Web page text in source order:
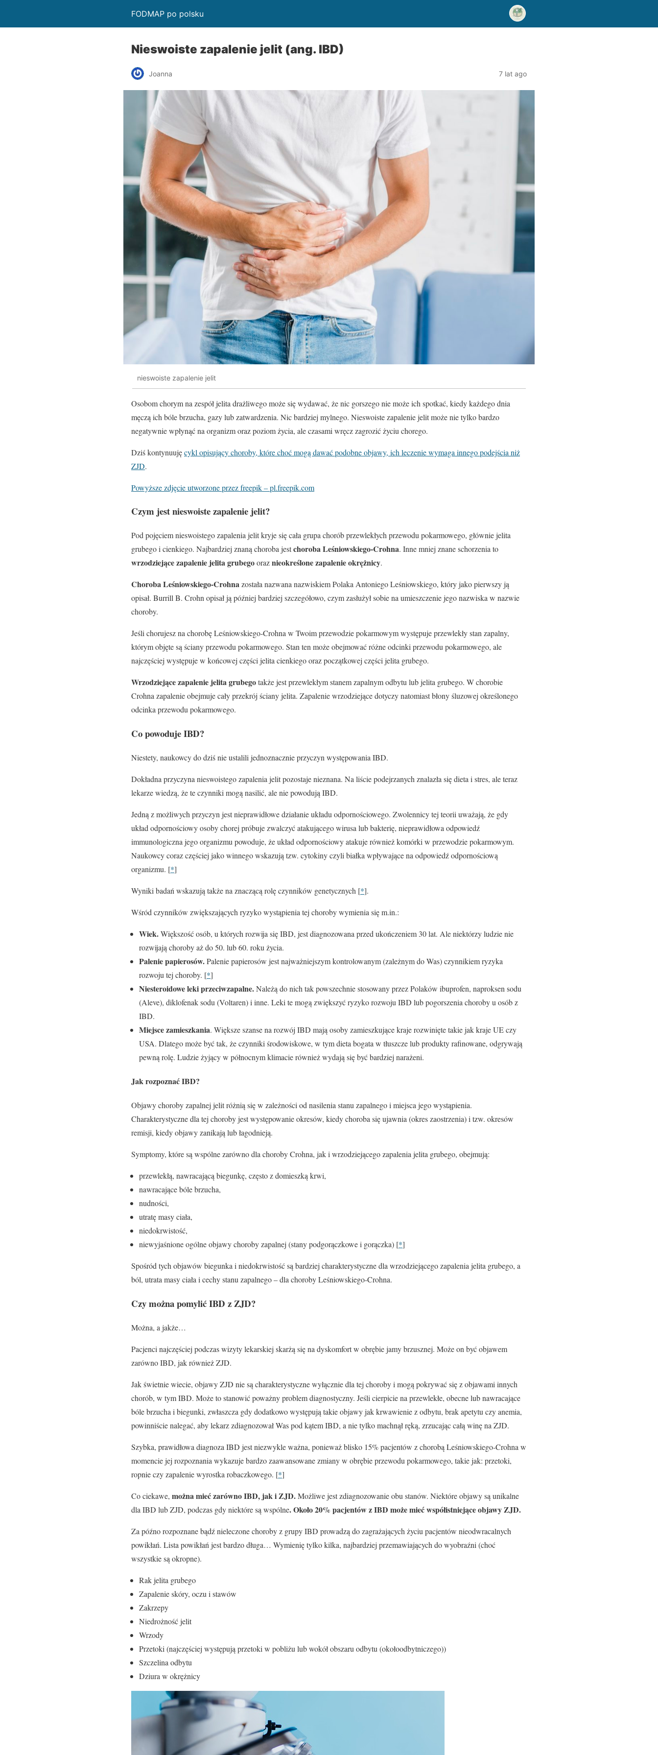
FODMAP po polsku
Nieswoiste zapalenie jelit (ang. IBD)
Joanna 7 lat ago
nieswoiste zapalenie jelit
Osobom chorym na zespół jelita drażliwego może się wydawać, że nic gorszego nie może ich spotkać, kiedy każdego dnia
męczą ich bóle brzucha, gazy lub zatwardzenia. Nic bardziej mylnego. Nieswoiste zapalenie jelit może nie tylko bardzo
negatywnie wpłynąć na organizm oraz poziom życia, ale czasami wręcz zagrozić życiu chorego.
Dziś kontynuujęcykl opisujący choroby, które choć mogą dawać podobne objawy, ich leczenie wymaga innego podejścia niż
ZJD.
Powyższe zdjęcie utworzone przez freepik – pl.freepik.com
Czym jest nieswoiste zapalenie jelit?
Pod pojęciem nieswoistego zapalenia jelit kryje się cała grupa chorób przewlekłych przewodu pokarmowego, głównie jelita
grubego i cienkiego. Najbardziej znaną choroba jestchoroba Leśniowskiego-Crohna. Inne mniej znane schorzenia to
wrzodziejące zapalenie jelita grubegooraznieokreślone zapalenie okrężnicy.
Choroba Leśniowskiego-Crohnazostała nazwana nazwiskiem Polaka Antoniego Leśniowskiego, który jako pierwszy ją
opisał. Burrill B. Crohn opisał ją później bardziej szczegółowo, czym zasłużył sobie na umieszczenie jego nazwiska w nazwie
choroby.
Jeśli chorujesz na chorobę Leśniowskiego-Crohna w Twoim przewodzie pokarmowym występuje przewlekły stan zapalny,
którym objęte są ściany przewodu pokarmowego. Stan ten może obejmować różne odcinki przewodu pokarmowego, ale
najczęściej występuje w końcowej części jelita cienkiego oraz początkowej części jelita grubego.
Wrzodziejące zapalenie jelita grubegotakże jest przewlekłym stanem zapalnym odbytu lub jelita grubego. W chorobie
Crohna zapalenie obejmuje cały przekrój ściany jelita. Zapalenie wrzodziejące dotyczy natomiast błony śluzowej określonego
odcinka przewodu pokarmowego.
Co powoduje IBD?
Niestety, naukowcy do dziś nie ustalili jednoznacznie przyczyn występowania IBD.
Dokładna przyczyna nieswoistego zapalenia jelit pozostaje nieznana. Na liście podejrzanych znalazła się dieta i stres, ale teraz
lekarze wiedzą, że te czynniki mogą nasilić, ale nie powodują IBD.
Jedną z możliwych przyczyn jest nieprawidłowe działanie układu odpornościowego. Zwolennicy tej teorii uważają, że gdy
układ odpornościowy osoby chorej próbuje zwalczyć atakującego wirusa lub bakterię, nieprawidłowa odpowiedź
immunologiczna jego organizmu powoduje, że układ odpornościowy atakuje również komórki w przewodzie pokarmowym.
Naukowcy coraz częściej jako winnego wskazują tzw. cytokiny czyli białka wpływające na odpowiedź odpornościową
organizmu. [*]
Wyniki badań wskazują także na znaczącą rolę czynników genetycznych [*].
Wśród czynników zwiększających ryzyko wystąpienia tej choroby wymienia się m.in.:
Wiek.Większość osób, u których rozwija się IBD, jest diagnozowana przed ukończeniem 30 lat. Ale niektórzy ludzie nie
rozwijają choroby aż do 50. lub 60. roku życia.
Palenie papierosów.Palenie papierosów jest najważniejszym kontrolowanym (zależnym do Was) czynnikiem ryzyka
rozwoju tej choroby. [*]
Niesteroidowe leki przeciwzapalne.Należą do nich tak powszechnie stosowany przez Polaków ibuprofen, naproksen sodu
(Aleve), diklofenak sodu (Voltaren) i inne. Leki te mogą zwiększyć ryzyko rozwoju IBD lub pogorszenia choroby u osób z
IBD.
Miejsce zamieszkania. Większe szanse na rozwój IBD mają osoby zamieszkujące kraje rozwinięte takie jak kraje UE czy
USA. Dlatego może być tak, że czynniki środowiskowe, w tym dieta bogata w tłuszcze lub produkty rafinowane, odgrywają
pewną rolę. Ludzie żyjący w północnym klimacie również wydają się być bardziej narażeni.
Jak rozpoznać IBD?
Objawy choroby zapalnej jelit różnią się w zależności od nasilenia stanu zapalnego i miejsca jego wystąpienia.
Charakterystyczne dla tej choroby jest występowanie okresów, kiedy choroba się ujawnia (okres zaostrzenia) i tzw. okresów
remisji, kiedy objawy zanikają lub łagodnieją.
Symptomy, które są wspólne zarówno dla choroby Crohna, jak i wrzodziejącego zapalenia jelita grubego, obejmują:
przewlekłą, nawracającą biegunkę, często z domieszką krwi,
nawracające bóle brzucha,
nudności,
utratę masy ciała,
niedokrwistość,
niewyjaśnione ogólne objawy choroby zapalnej (stany podgorączkowe i gorączka) [*]
Spośród tych objawów biegunka i niedokrwistość są bardziej charakterystyczne dla wrzodziejącego zapalenia jelita grubego, a
ból, utrata masy ciała i cechy stanu zapalnego – dla choroby Leśniowskiego-Crohna.
Czy można pomylić IBD z ZJD?
Można, a jakże…
Pacjenci najczęściej podczas wizyty lekarskiej skarżą się na dyskomfort w obrębie jamy brzusznej. Może on być objawem
zarówno IBD, jak również ZJD.
Jak świetnie wiecie, objawy ZJD nie są charakterystyczne wyłącznie dla tej choroby i mogą pokrywać się z objawami innych
chorób, w tym IBD. Może to stanowić poważny problem diagnostyczny. Jeśli cierpicie na przewlekłe, obecne lub nawracające
bóle brzucha i biegunki, zwłaszcza gdy dodatkowo występują takie objawy jak krwawienie z odbytu, brak apetytu czy anemia,
powinniście nalegać, aby lekarz zdiagnozował Was pod kątem IBD, a nie tylko machnął ręką, zrzucając całą winę na ZJD.
Szybka, prawidłowa diagnoza IBD jest niezwykle ważna, ponieważ blisko 15% pacjentów z chorobą Leśniowskiego-Crohna w
momencie jej rozpoznania wykazuje bardzo zaawansowane zmiany w obrębie przewodu pokarmowego, takie jak: przetoki,
ropnie czy zapalenie wyrostka robaczkowego. [*]
Co ciekawe, można mieć zarówno IBD, jak i ZJD.Możliwe jest zdiagnozowanie obu stanów. Niektóre objawy są unikalne
dla IBD lub ZJD, podczas gdy niektóre są wspólne. Około 20% pacjentów z IBD może mieć współistniejące objawy ZJD.
Za późno rozpoznane bądź nieleczone choroby z grupy IBD prowadzą do zagrażających życiu pacjentów nieodwracalnych
powikłań. Lista powikłań jest bardzo długa… Wymienię tylko kilka, najbardziej przemawiających do wyobraźni (choć
wszystkie są okropne).
Rak jelita grubego
Zapalenie skóry, oczu i stawów
Zakrzepy
Niedrożność jelit
Wrzody
Przetoki (najczęściej występują przetoki w pobliżu lub wokół obszaru odbytu (okołoodbytniczego))
Szczelina odbytu
Dziura w okrężnicy